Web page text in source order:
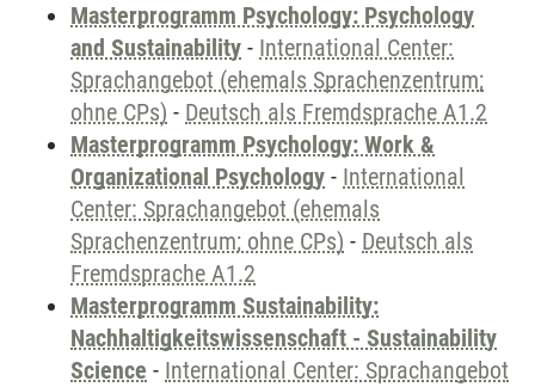
Masterprogramm Psychology: Psychology
and Sustainability - International Center:
Sprachangebot (ehemals Sprachenzentrum;
ohne CPs) - Deutsch als Fremdsprache A1.2
Masterprogramm Psychology: Work &
Organizational Psychology - International
Center: Sprachangebot (ehemals
Sprachenzentrum; ohne CPs) - Deutsch als
Fremdsprache A1.2
Masterprogramm Sustainability:
Nachhaltigkeitswissenschaft - Sustainability
Science - International Center: Sprachangebot